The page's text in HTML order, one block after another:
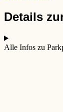
Details
Alle Infos zu